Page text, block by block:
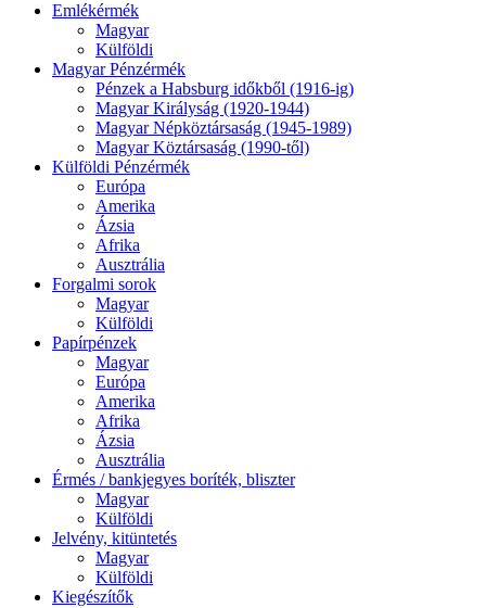
Emlékérmék
Magyar
Külföldi
Magyar Pénzérmék
Pénzek a Habsburg időkből (1916-ig)
Magyar Királyság (1920-1944)
Magyar Népköztársaság (1945-1989)
Magyar Köztársaság (1990-től)
Külföldi Pénzérmék
Európa
Amerika
Ázsia
Afrika
Ausztrália
Forgalmi sorok
Magyar
Külföldi
Papírpénzek
Magyar
Európa
Amerika
Afrika
Ázsia
Ausztrália
Érmés / bankjegyes boríték, bliszter
Magyar
Külföldi
Jelvény, kitüntetés
Magyar
Külföldi
Kiegészítők